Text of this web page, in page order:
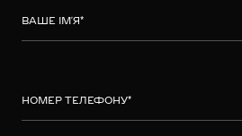
ВАШЕ ІМ’Я*
НОМЕР ТЕЛЕФОНУ*